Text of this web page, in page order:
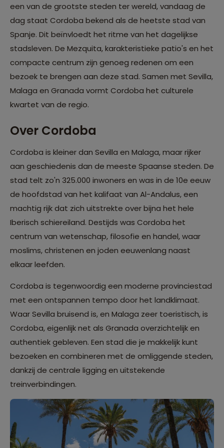
een van de grootste steden ter wereld, vandaag de
dag staat Cordoba bekend als de heetste stad van
Spanje. Dit beïnvloedt het ritme van het dagelijkse
stadsleven. De Mezquita, karakteristieke patio's en het
compacte centrum zijn genoeg redenen om een
bezoek te brengen aan deze stad. Samen met Sevilla,
Malaga en Granada vormt Cordoba het culturele
kwartet van de regio.
Over Cordoba
Cordoba is kleiner dan Sevilla en Malaga, maar rijker
aan geschiedenis dan de meeste Spaanse steden. De
stad telt zo'n 325.000 inwoners en was in de 10e eeuw
de hoofdstad van het kalifaat van Al-Andalus, een
machtig rijk dat zich uitstrekte over bijna het hele
Iberisch schiereiland. Destijds was Cordoba het
centrum van wetenschap, filosofie en handel, waar
moslims, christenen en joden eeuwenlang naast
elkaar leefden.
Cordoba is tegenwoordig een moderne provinciestad
met een ontspannen tempo door het landklimaat.
Waar Sevilla bruisend is, en Malaga zeer toeristisch, is
Cordoba, eigenlijk net als Granada overzichtelijk en
authentiek gebleven. Een stad die je makkelijk kunt
bezoeken en combineren met de omliggende steden,
dankzij de centrale ligging en uitstekende
treinverbindingen.